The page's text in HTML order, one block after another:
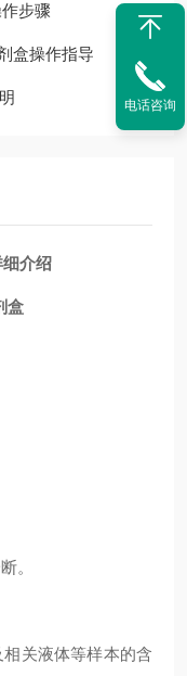
步骤
盒操作指导
介绍
盒
。
关液体等样本的含
电话咨询